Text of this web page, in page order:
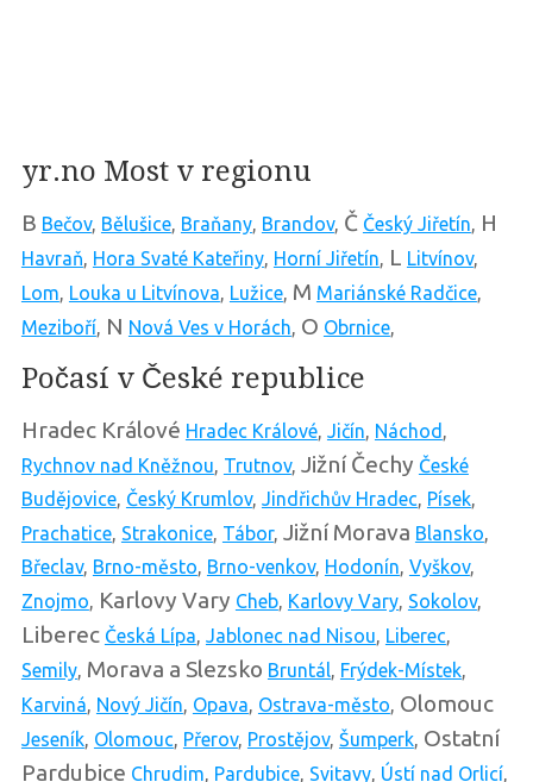
yr.no Most v regionu
B Bečov, Bělušice, Braňany, Brandov, Č Český Jiřetín, H
Havraň, Hora Svaté Kateřiny, Horní Jiřetín, L Litvínov,
Lom, Louka u Litvínova, Lužice, M Mariánské Radčice,
Meziboří, N Nová Ves v Horách, O Obrnice,
Počasí v České republice
Hradec Králové Hradec Králové, Jičín, Náchod ,
Rychnov nad Kněžnou, Trutnov, Jižní Čechy České
Budějovice, Český Krumlov, Jindřichův Hradec, Písek,
Prachatice, Strakonice, Tábor, Jižní Morava Blansko,
Břeclav, Brno-město, Brno-venkov, Hodonín, Vyškov,
Znojmo, Karlovy Vary Cheb, Karlovy Vary, Sokolov,
Liberec Česká Lípa, Jablonec nad Nisou, Liberec,
Semily, Morava a Slezsko Bruntál, Frýdek-Místek,
Karviná, Nový Jičín, Opava, Ostrava-město, Olomouc
Jeseník, Olomouc, Přerov, Prostějov, Šumperk, Ostatní
Pardubice Chrudim, Pardubice, Svitavy, Ústí nad Orlicí,